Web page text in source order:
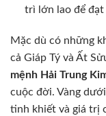
trì lớn lao để
Mặc dù có những
cả Giáp Tý và Ất
mệnh Hải Trung
cuộc đời. Vàng
tinh khiết và giá trị